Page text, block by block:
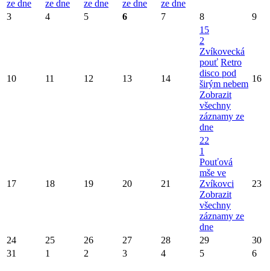
ze dne
ze dne
ze dne
ze dne
ze dne
3 4 5 6 7 8 9
10 11 12 13 14
15
2
Zvíkovecká
pouť Retro
disco pod
širým nebem
Zobrazit
všechny
záznamy ze
dne
16
17 18 19 20 21
22
1
Pouťová
mše ve
Zvíkovci
Zobrazit
všechny
záznamy ze
dne
23
24 25 26 27 28 29
30
31
1 2 3 4 5 6